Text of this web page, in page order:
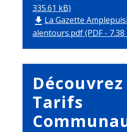
335.61 kB)
file_download La Gazette
alentours.pdf (PDF - 7.38
Découvrez
Tarifs